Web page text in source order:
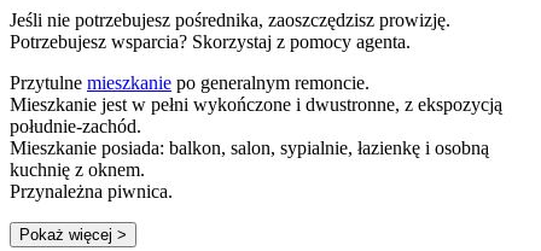
Jeśli nie potrzebujesz pośrednika, zaoszczędzisz prowizję.
Potrzebujesz wsparcia? Skorzystaj z pomocy agenta.
Przytulne mieszkanie po generalnym remoncie.
Mieszkanie jest w pełni wykończone i dwustronne, z ekspozycją
południe-zachód.
Mieszkanie posiada: balkon, salon, sypialnie, łazienkę i osobną
kuchnię z oknem.
Przynależna piwnica.
Pokaż więcej >